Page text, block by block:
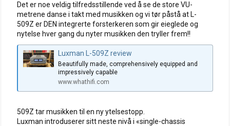
Det er noe veldig tilfredsstillende ved å se de store VU-
metrene danse i takt med musikken og vi tør påstå at L-
509Z er DEN integrerte forsterkeren som gir eieglede og
nytelse hver gang du nyter musikken den tryller frem!!
Luxman L-509Z review
Beautifully made, comprehensively equipped and
impressively capable
www.whathifi.com
509Z tar musikken til en ny ytelsestopp.
Luxman introduserer sitt neste nivå i «single-chassis